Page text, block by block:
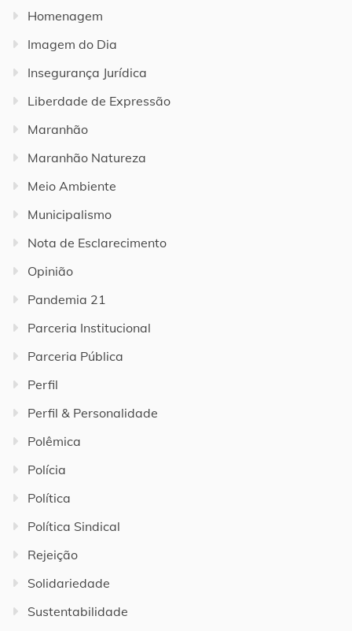
Homenagem
Imagem do Dia
Insegurança Jurídica
Liberdade de Expressão
Maranhão
Maranhão Natureza
Meio Ambiente
Municipalismo
Nota de Esclarecimento
Opinião
Pandemia 21
Parceria Institucional
Parceria Pública
Perfil
Perfil & Personalidade
Polêmica
Polícia
Política
Política Sindical
Rejeição
Solidariedade
Sustentabilidade